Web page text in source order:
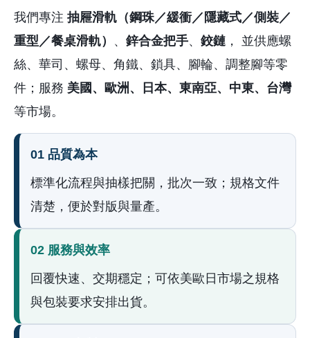
我們專注 抽屜滑軌（鋼珠／緩衝／隱藏式／側裝／
重型／餐桌滑軌） 、 鋅合金把手、 鉸鏈 ， 並供應螺
絲、華司、螺母、角鐵、鎖具、腳輪、調整腳等零
件；服務 美國、歐洲、日本、東南亞、中東、台灣
等市場。
01 品質為本
標準化流程與抽樣把關，批次一致；規格文件
清楚，便於對版與量產。
02 服務與效率
回覆快速、交期穩定；可依美歐日市場之規格
與包裝要求安排出貨。